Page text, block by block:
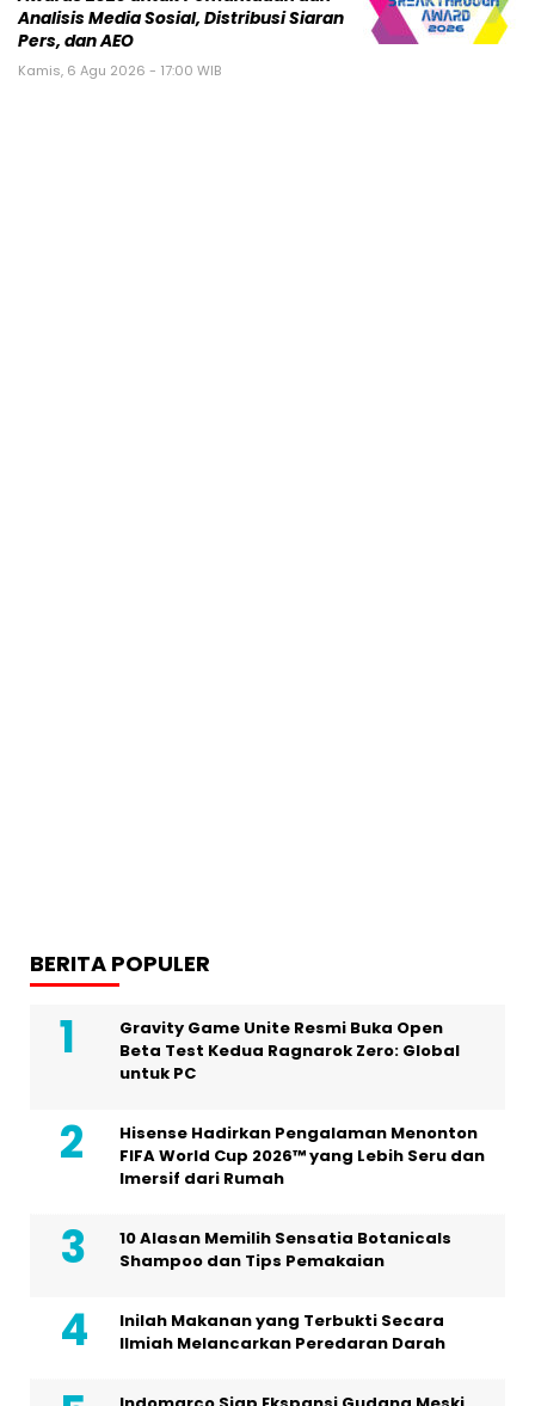
Analisis Media Sosial, Distribusi Siaran
Pers, dan AEO
Kamis, 6 Agu 2026 - 17:00 WIB
BERITA POPULER
Gravity Game Unite Resmi Buka Open
Beta Test Kedua Ragnarok Zero: Global
untuk PC
Hisense Hadirkan Pengalaman Menonton
FIFA World Cup 2026™ yang Lebih Seru dan
Imersif dari Rumah
10 Alasan Memilih Sensatia Botanicals
Shampoo dan Tips Pemakaian
Inilah Makanan yang Terbukti Secara
Ilmiah Melancarkan Peredaran Darah